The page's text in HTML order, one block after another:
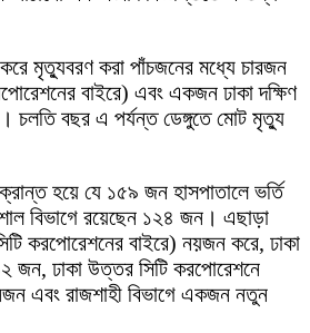
মৃত্যুবরণ করা পাঁচজনের মধ্যে চারজন
বাইরে) এবং একজন ঢাকা দক্ষিণ
চলতি বছর এ পর্যন্ত ডেঙ্গুতে মোট মৃত্যু
হয়ে যে ১৫৯ জন হাসপাতালে ভর্তি
বিভাগে রয়েছেন ১২৪ জন। এছাড়া
করপোরেশনের বাইরে) নয়জন করে, ঢাকা
জন, ঢাকা উত্তর সিটি করপোরেশনে
এবং রাজশাহী বিভাগে একজন নতুন